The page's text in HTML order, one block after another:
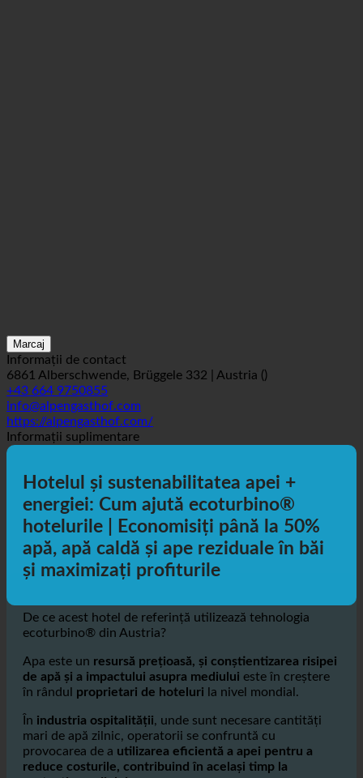
Marcaj
Informații de contact
6861 Alberschwende, Brüggele 332 | Austria ()
+43 664 9750855
info@alpengasthof.com
https://alpengasthof.com/
Hotelul și sustenabilitatea apei +
energiei: Cum ajută ecoturbino®
hotelurile | Economisiți până la 50%
apă, apă caldă și ape reziduale în băi
și maximizați profiturile
ecoturbino® din Austria?
Apa este unresursă prețioasă, și conștientizarea risipei
de apă și a impactului asupra mediului
în rândul proprietari de hotelurila nivel mondial.
Înindustria ospitalității, unde sunt necesare cantități
mari de apă zilnic, operatorii se confruntă cu